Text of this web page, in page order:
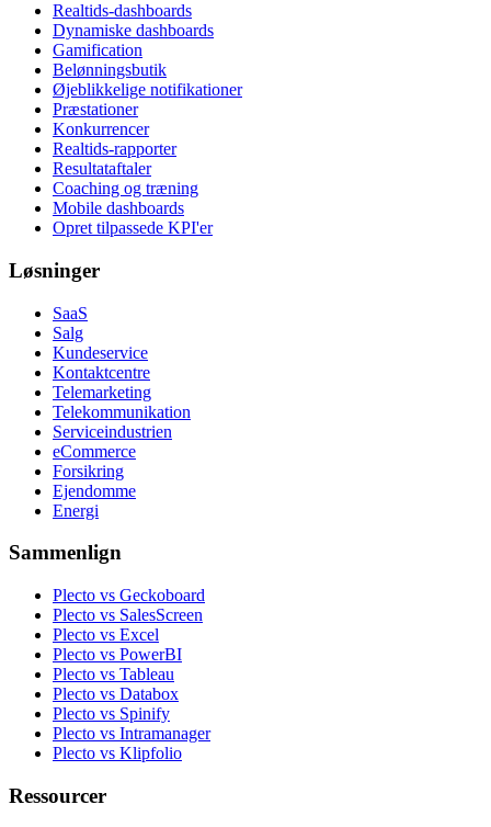
Realtids-dashboards
Dynamiske dashboards
Gamification
Belønningsbutik
Øjeblikkelige notifikationer
Præstationer
Konkurrencer
Realtids-rapporter
Resultataftaler
Coaching og træning
Mobile dashboards
Opret tilpassede KPI'er
Løsninger
SaaS
Salg
Kundeservice
Kontaktcentre
Telemarketing
Telekommunikation
Serviceindustrien
eCommerce
Forsikring
Ejendomme
Energi
Sammenlign
Plecto vs Geckoboard
Plecto vs SalesScreen
Plecto vs Excel
Plecto vs PowerBI
Plecto vs Tableau
Plecto vs Databox
Plecto vs Spinify
Plecto vs Intramanager
Plecto vs Klipfolio
Ressourcer